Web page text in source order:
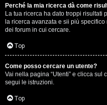
Perché la mia ricerca dà come
La tua ricerca ha dato troppi risultati
la ricerca avanzata e sii più
dei forum in cui cercare.
Top
Come posso cercare un utente?
Vai nella pagina “Utenti” e clicca sul
segui le istruzioni.
Top